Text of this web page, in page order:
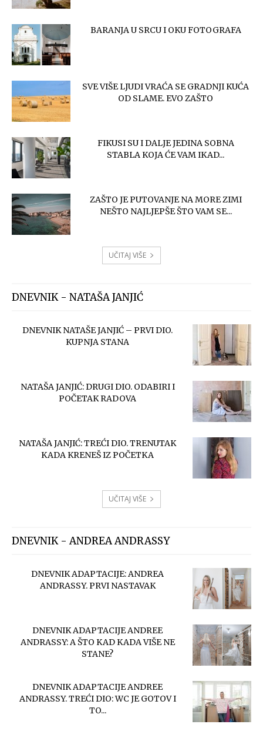
BARANJA U SRCU I OKU FOTOGRAFA
SVE VIŠE LJUDI VRAĆA SE GRADNJI KUĆA
OD SLAME. EVO ZAŠTO
FIKUSI SU I DALJE JEDINA SOBNA
STABLA KOJA ĆE VAM IKAD...
ZAŠTO JE PUTOVANJE NA MORE ZIMI
NEŠTO NAJLJEPŠE ŠTO VAM SE...
UČITAJ VIŠE
DNEVNIK - NATAŠA JANJIĆ
DNEVNIK NATAŠE JANJIĆ – PRVI DIO.
KUPNJA STANA
NATAŠA JANJIĆ: DRUGI DIO. ODABIRI I
POČETAK RADOVA
NATAŠA JANJIĆ: TREĆI DIO. TRENUTAK
KADA KRENEŠ IZ POČETKA
UČITAJ VIŠE
DNEVNIK - ANDREA ANDRASSY
DNEVNIK ADAPTACIJE: ANDREA
ANDRASSY. PRVI NASTAVAK
DNEVNIK ADAPTACIJE ANDREE
ANDRASSY: A ŠTO KAD KADA VIŠE NE
STANE?
DNEVNIK ADAPTACIJE ANDREE
ANDRASSY. TREĆI DIO: WC JE GOTOV I
TO...